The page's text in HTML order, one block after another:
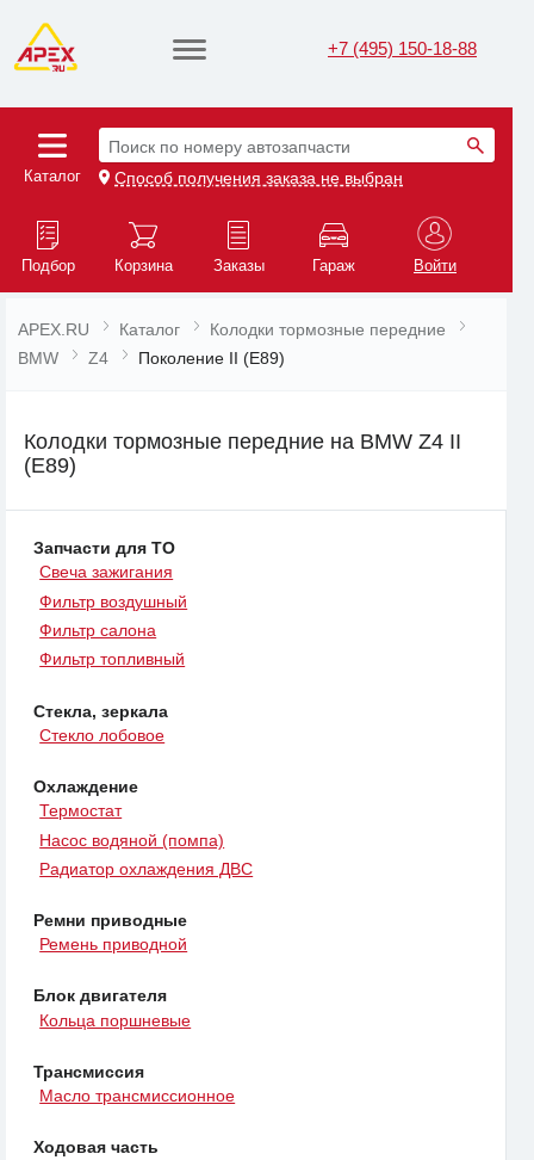
+7 (495) 150-18-88
Каталог
Поиск по номеру автозапчасти
Способ получения заказа не выбран
Подбор Корзина Заказы Гараж Войти
APEX.RU Каталог
Колодки тормозные передние
BMW
Z4 Поколение II (E89)
Колодки тормозные передние на BMW Z4 II
(E89)
Запчасти для ТО
Свеча зажигания
Фильтр воздушный
Фильтр салона
Фильтр топливный
Стекла, зеркала
Стекло лобовое
Охлаждение
Термостат
Насос водяной (помпа)
Радиатор охлаждения ДВС
Ремни приводные
Ремень приводной
Блок двигателя
Кольца поршневые
Трансмиссия
Масло трансмиссионное
Ходовая часть